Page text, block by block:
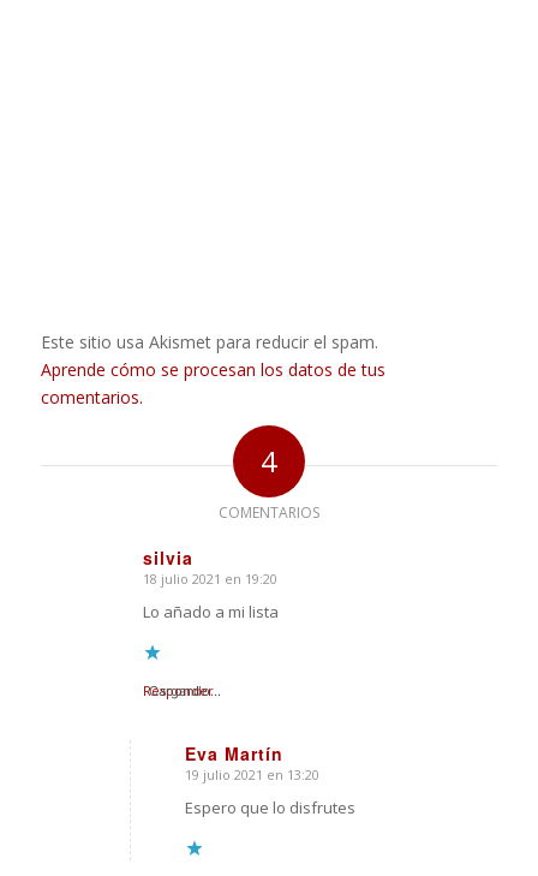
Este sitio usa Akismet para reducir el spam.
Aprende cómo se procesan los datos de tus
comentarios.
4
COMENTARIOS
silvia
Dice:
18 julio 2021 en 19:20
Lo añado a mi lista
Cargando...
Responder
Eva Martín
Dice:
19 julio 2021 en 13:20
Espero que lo disfrutes